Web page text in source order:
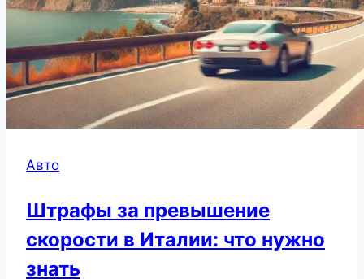
Авто
Штрафы за превышение
скорости в Италии: что нужно
знать